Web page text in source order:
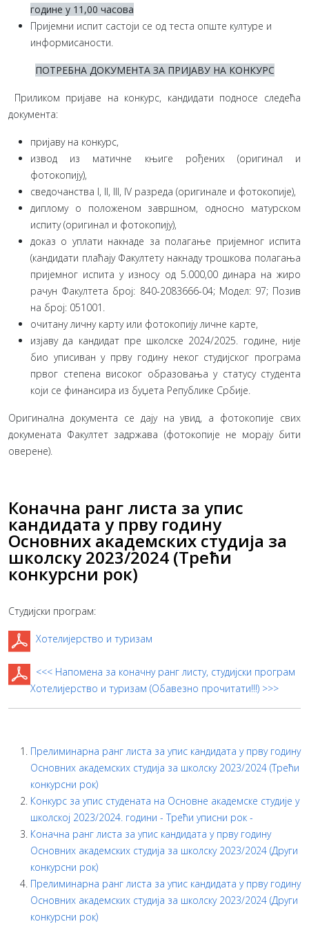
године у 11,00 часова
Пријемни испит састоји се од теста опште културе и
информисаности.
ПОТРЕБНА ДОКУМЕНТА ЗА ПРИЈАВУ НА КОНКУРС
Приликом пријаве на конкурс, кандидати подносе следећа
документа:
пријаву на конкурс,
извод из матичне књиге рођених (оригинал и
фотокопију),
сведочанства I, II, III, IV разреда (оригинале и фотокопије),
диплому о положеном завршном, односно матурском
испиту (оригинал и фотокопију),
доказ о уплати накнаде за полагање пријемног испита
(кандидати плаћају Факултету накнаду трошкова полагања
пријемног испита у износу од 5.000,00 динара на жиро
рачун Факултета број: 840-2083666-04; Модел: 97; Позив
на број: 051001.
очитану личну карту или фотокопију личне карте,
изјаву да кандидат пре школске 2024/2025. године, није
био уписиван у прву годину неког студијског програма
првог степена високог образовања у статусу студента
који се финансира из буџета Републике Србије.
Оригинална документа се дају на увид, а фотокопије свих
докумената Факултет задржава (фотокопије не морају бити
оверене).
Коначна ранг листа за упис
кандидата у прву годину
Основних академских студија за
школску 2023/2024 (Трећи
конкурсни рок)
Студијски програм:
Хотелијерство и туризам
<<< Напомена за коначну ранг листу, студијски програм
Хотелијерство и туризам (Обавезно прочитати!!!) >>>
Прелиминарна ранг листа за упис кандидата у прву годину
Основних академских студија за школску 2023/2024 (Трећи
конкурсни рок)
Конкурс за упис студената на Основне академске студије у
школској 2023/2024. години - Трећи уписни рок -
Коначна ранг листа за упис кандидата у прву годину
Основних академских студија за школску 2023/2024 (Други
конкурсни рок)
Прелиминарна ранг листа за упис кандидата у прву годину
Основних академских студија за школску 2023/2024 (Други
конкурсни рок)